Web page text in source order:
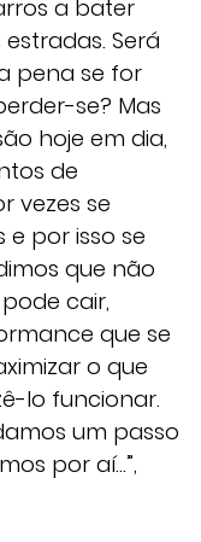
a bater
Será
pena se for
se? Mas
hoje em dia,
de
vezes se
por isso se
que não
cair,
que se
o que
lo funcionar.
um passo
por aí…”,